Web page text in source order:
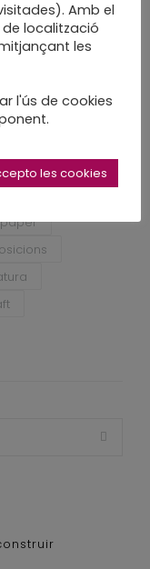
mà
paper
Amb el
localització
les
l'ús de cookies
les cookies